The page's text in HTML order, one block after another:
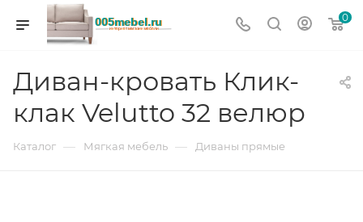
0
Диван-кровать Клик-
клак Velutto 32 велюр
Каталог — Мягкая мебель — Диваны прямые